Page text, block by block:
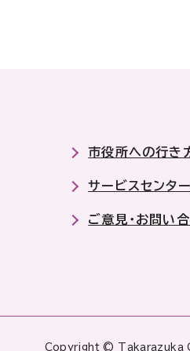
市役所への行き
サービスセンタ
ご意見・お問い
Copyright © Takarazuka